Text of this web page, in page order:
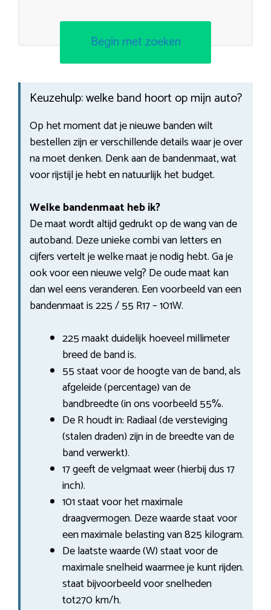
Begin met zoeken
Keuzehulp: welke band hoort op mijn auto?
Op het moment dat je nieuwe banden wilt
bestellen zijn er verschillende details waar je over
na moet denken. Denk aan de bandenmaat, wat
voor rijstijl je hebt en natuurlijk het budget.
Welke bandenmaat heb ik?
De maat wordt altijd gedrukt op de wang van de
autoband. Deze unieke combi van letters en
cijfers vertelt je welke maat je nodig hebt. Ga je
ook voor een nieuwe velg? De oude maat kan
dan wel eens veranderen. Een voorbeeld van een
bandenmaat is 225 / 55 R17 – 101W.
225 maakt duidelijk hoeveel millimeter
breed de band is.
55 staat voor de hoogte van de band, als
afgeleide (percentage) van de
bandbreedte (in ons voorbeeld 55%.
De R houdt in: Radiaal (de versteviging
(stalen draden) zijn in de breedte van de
band verwerkt).
17 geeft de velgmaat weer (hierbij dus 17
inch).
101 staat voor het maximale
draagvermogen. Deze waarde staat voor
een maximale belasting van 825 kilogram.
De laatste waarde (W) staat voor de
maximale snelheid waarmee je kunt rijden.
staat bijvoorbeeld voor snelheden
tot270 km/h.